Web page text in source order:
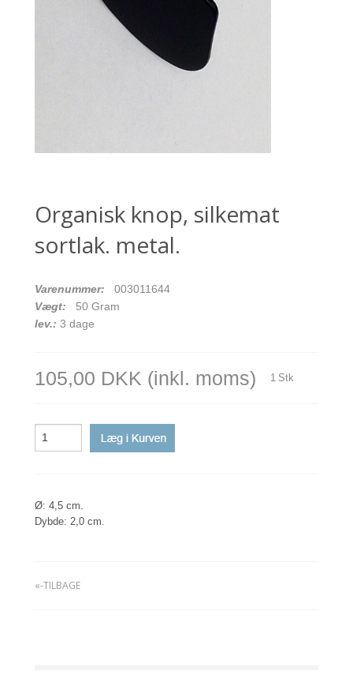
Organisk knop, silkemat
sortlak. metal.
Varenummer:
003011644
Vægt:
50 Gram
lev.: 3 dage
105,00 DKK (inkl. moms) 1 Stk
Ø: 4,5 cm.
Dybde: 2,0 cm.
«-TILBAGE